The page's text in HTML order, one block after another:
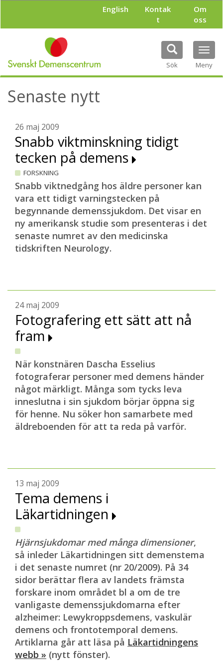
l
English
Kontak
t
Om
oss
Sök Meny
Senaste nytt
26 maj 2009
Snabb viktminskning tidigt
tecken på demens
FORSKNING
Snabb viktnedgång hos äldre personer kan
vara ett tidigt varningstecken på
begynnande demenssjukdom. Det visar en
ny amerikansk studie som presenteras i det
senaste numret av den medicinska
tidskriften Neurology.
24 maj 2009
Fotografering ett sätt att nå
fram
När konstnären Dascha Esselius
fotograferar personer med demens händer
något märkligt. Många som tycks leva
inneslutna i sin sjukdom börjar öppna sig
för henne. Nu söker hon samarbete med
äldreboenden för att ta reda på varför.
13 maj 2009
Tema demens i
Läkartidningen
Hjärnsjukdomar med många dimensioner,
så inleder Läkartidningen sitt demenstema
i det senaste numret (nr 20/2009). På 34
sidor berättar flera av landets främsta
forskare inom området bl a om de tre
vanligaste demenssjukdomarna efter
alzheimer: Lewykroppsdemens, vaskulär
demens och frontotemporal demens.
Artiklarna går att läsa på Läkartidningens
webb » (nytt fönster).